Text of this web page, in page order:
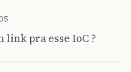
pra esse IoC ?